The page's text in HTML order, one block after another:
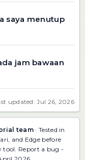
saya menutup
jam bawaan
updated: Jul 26, 2026
team · Tested in
and Edge before
tool. Report a bug -